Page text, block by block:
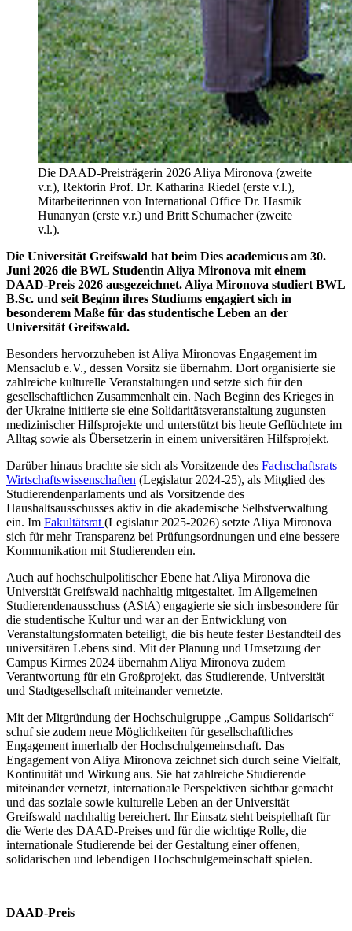
Die DAAD-Preisträgerin 2026 Aliya Mironova (zweite
v.r.), Rektorin Prof. Dr. Katharina Riedel (erste v.l.),
Mitarbeiterinnen von International Office Dr. Hasmik
Hunanyan (erste v.r.) und Britt Schumacher (zweite
v.l.).
Die Universität Greifswald hat beim Dies academicus am 30.
Juni 2026 die BWL Studentin Aliya Mironova mit einem
DAAD-Preis 2026 ausgezeichnet. Aliya Mironova studiert BWL
B.Sc. und seit Beginn ihres Studiums engagiert sich in
besonderem Maße für das studentische Leben an der
Universität Greifswald.
Besonders hervorzuheben ist Aliya Mironovas Engagement im
Mensaclub e.V., dessen Vorsitz sie übernahm. Dort organisierte sie
zahlreiche kulturelle Veranstaltungen und setzte sich für den
gesellschaftlichen Zusammenhalt ein. Nach Beginn des Krieges in
der Ukraine initiierte sie eine Solidaritätsveranstaltung zugunsten
medizinischer Hilfsprojekte und unterstützt bis heute Geflüchtete im
Alltag sowie als Übersetzerin in einem universitären Hilfsprojekt.
Darüber hinaus brachte sie sich als Vorsitzende des Fachschaftsrats
Wirtschaftswissenschaften (Legislatur 2024-25), als Mitglied des
Studierendenparlaments und als Vorsitzende des
Haushaltsausschusses aktiv in die akademische Selbstverwaltung
ein. Im Fakultätsrat (Legislatur 2025-2026) setzte Aliya Mironova
sich für mehr Transparenz bei Prüfungsordnungen und eine bessere
Kommunikation mit Studierenden ein.
Auch auf hochschulpolitischer Ebene hat Aliya Mironova die
Universität Greifswald nachhaltig mitgestaltet. Im Allgemeinen
Studierendenausschuss (AStA) engagierte sie sich insbesondere für
die studentische Kultur und war an der Entwicklung von
Veranstaltungsformaten beteiligt, die bis heute fester Bestandteil des
universitären Lebens sind. Mit der Planung und Umsetzung der
Campus Kirmes 2024 übernahm Aliya Mironova zudem
Verantwortung für ein Großprojekt, das Studierende, Universität
und Stadtgesellschaft miteinander vernetzte.
Mit der Mitgründung der Hochschulgruppe „Campus Solidarisch“
schuf sie zudem neue Möglichkeiten für gesellschaftliches
Engagement innerhalb der Hochschulgemeinschaft. Das
Engagement von Aliya Mironova zeichnet sich durch seine Vielfalt,
Kontinuität und Wirkung aus. Sie hat zahlreiche Studierende
miteinander vernetzt, internationale Perspektiven sichtbar gemacht
und das soziale sowie kulturelle Leben an der Universität
Greifswald nachhaltig bereichert. Ihr Einsatz steht beispielhaft für
die Werte des DAAD-Preises und für die wichtige Rolle, die
internationale Studierende bei der Gestaltung einer offenen,
solidarischen und lebendigen Hochschulgemeinschaft spielen.
DAAD-Preis